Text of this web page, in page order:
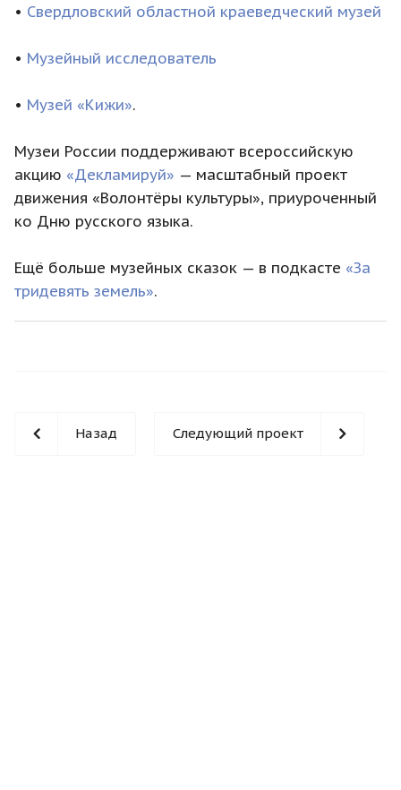
• Свердловский областной краеведческий музей
• Музейный исследователь
• Музей «Кижи».
Музеи России поддерживают всероссийскую
акцию «Декламируй» — масштабный проект
движения «Волонтёры культуры», приуроченный
ко Дню русского языка.
Ещё больше музейных сказок — в подкасте «За
тридевять земель».
Назад Следующий проект